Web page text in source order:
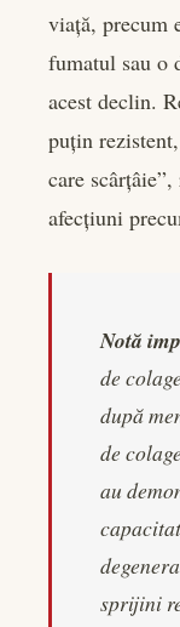
viață, precum
fumatul sau o
acest declin.
puțin
care
afecțiuni
Notă
de
după
de
au
sprijini